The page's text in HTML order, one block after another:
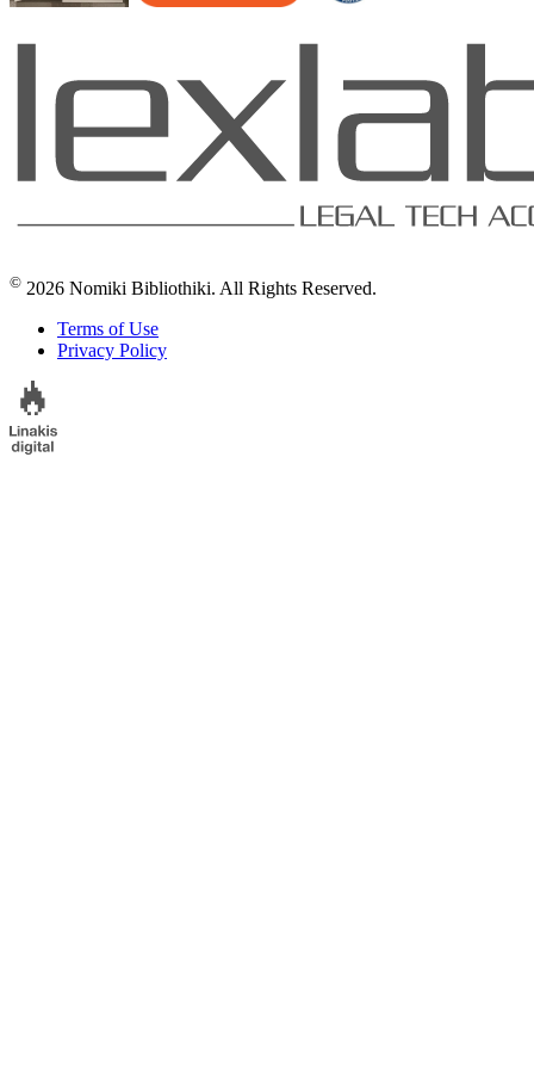
© 2026 Nomiki Bibliothiki. All Rights Reserved.
Terms of Use
Privacy Policy